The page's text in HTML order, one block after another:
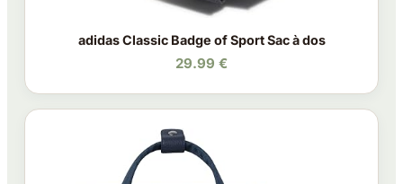
adidas Classic Badge of Sport Sac à dos
29.99 €